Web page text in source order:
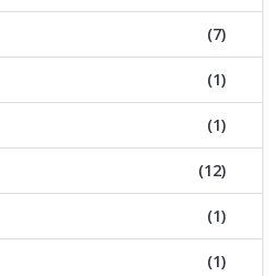
(7)
(1)
(1)
(12)
(1)
(1)